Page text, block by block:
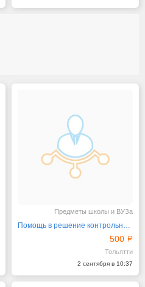
Предметы школы и ВУЗа
Помощь в решение контрольных в Тольятти
500
Тольятти
2 сентября в 10:37